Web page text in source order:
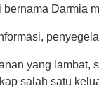
bernama Darmia
yang lambat,
salah satu